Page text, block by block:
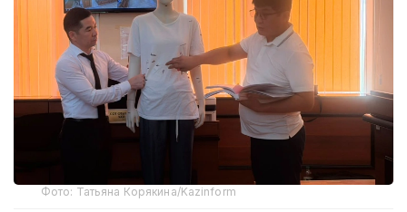
Фото: Татьяна Корякина/Kazinform